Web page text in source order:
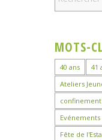
MOTS-
40 ans 41
Ateliers
Evénements
Fête de